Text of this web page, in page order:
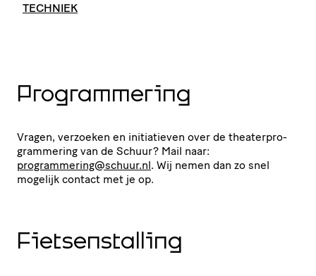
TECHNIEK
Program­me­ring
Vragen, verzoeken en initi­a­tieven over de thea­ter­pro­
gram­me­ring van de Schuur? Mail naar:
programmering@​schuur.​nl. Wij nemen dan zo snel
mogelijk contact met je op.
Fiet­sen­stal­ling